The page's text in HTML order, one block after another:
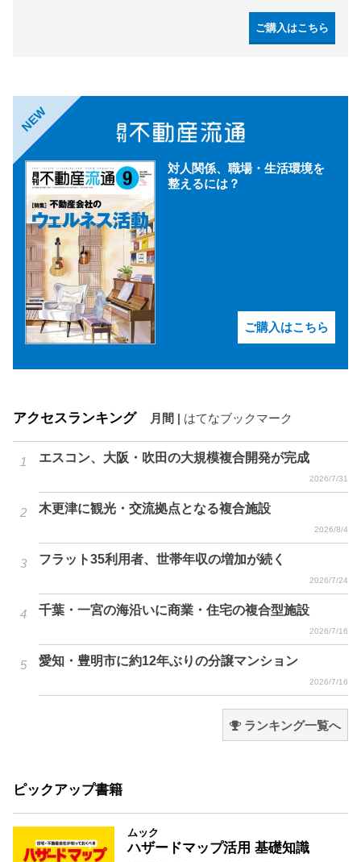
ご購入はこちら
NEW
対人関係、職場・生活環境を
整えるには？
ご購入はこちら
アクセスランキング 月間 はてなブックマーク
エスコン、大阪・吹田の大規模複合開発が完成
2026/7/31
木更津に観光・交流拠点となる複合施設
2026/8/4
フラット35利用者、世帯年収の増加が続く
2026/7/24
千葉・一宮の海沿いに商業・住宅の複合型施設
2026/7/16
愛知・豊明市に約12年ぶりの分譲マンション
2026/7/16
ランキング一覧へ
ピックアップ書籍
ムック
ハザードマップ活用 基礎知識